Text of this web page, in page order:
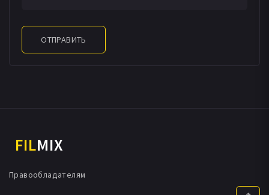
ОТПРАВИТЬ
FILMIX
Правообладателям